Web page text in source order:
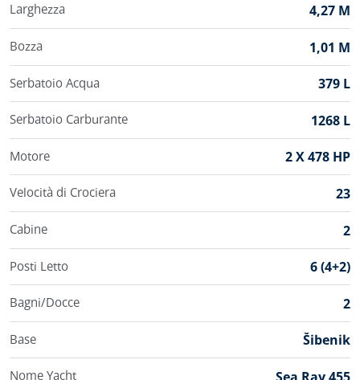
Larghezza 4,27 M
Bozza 1,01 M
Serbatoio Acqua 379 L
Serbatoio Carburante 1268 L
Motore 2 X 478 HP
Velocità di Crociera 23
Cabine 2
Posti Letto 6 (4+2)
Bagni/Docce 2
Base Šibenik
Nome Yacht